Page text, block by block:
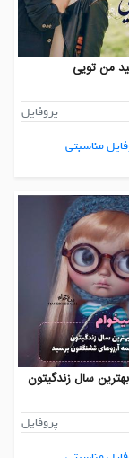
من تویی
پروفایل
مناسبتی
سال زندگیتون
پروفایل